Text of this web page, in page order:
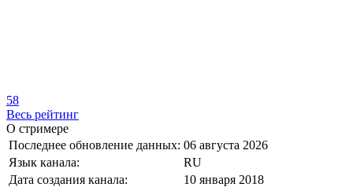
58
Весь рейтинг
О стримере
Последнее обновление данных: 06 августа 2026
Язык канала:
RU
Дата создания канала:
10 января 2018